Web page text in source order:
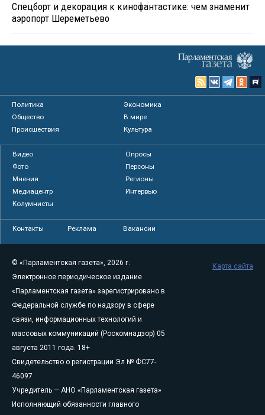
Спецборт и декорация к кинофантастике: чем знаменит
аэропорт Шереметьево
Политика
Экономика
Общество
В мире
Происшествия
Культура
Видео
Опросы
Фото
Персоны
Мнения
Регионы
Медиацентр
Интервью
Колумнисты
Контакты Реклама Вакансии
© «Парламентская газета», 2026 г.
Электронное периодическое издание
«Парламентская газета» зарегистрировано в
Федеральной службе по надзору в сфере
связи, информационных технологий и
массовых коммуникаций (Роскомнадзор) 05
августа 2011 года. 18+
Свидетельство о регистрации Эл № ФС77-
46097
Учредитель — АНО «Парламентская газета»
Исполняющий обязанности главного
Карта сайта